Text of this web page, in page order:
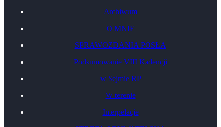
Archiwum
O MNIE
SPRAWOZDANIA POSŁA
Podsumowanie VIII Kadencji
w Sejmie RP
W terenie
Interpelacje